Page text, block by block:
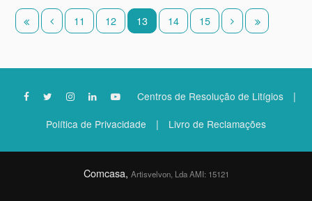
11 12 13 14 15
Centros de Resolução de Litígios |
Política de Privacidade | Livro de Reclamações
Comcasa, Artisvelvon, Lda AMI: 15121